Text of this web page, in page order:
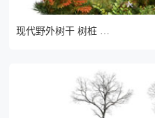
现代野外树干 树桩 树根3d模型